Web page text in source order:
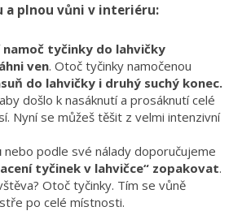
a plnou vůni v interiéru:
namoč tyčinky do lahvičky
ven. Otoč tyčinky namočenou
do lahvičky i druhý suchý konec.
došlo k nasáknutí a prosáknutí celé
Nyní se můžeš těšit z velmi intenzivní
nebo podle své nálady doporučujeme
tyčinek v lahvičce“ zopakovat.
Otoč tyčinky. Tím se vůně
po celé místnosti.